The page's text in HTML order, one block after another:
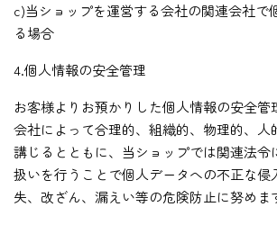
c)当ショップを運営する会社の関連会社で
る場合
4.個人情報の安全管理
お客様よりお預かりした個人情報の安全管
会社によって合理的、組織的、物理的、人
講じるとともに、当ショップでは関連法令
扱いを行うことで個人データへの不正な侵
失、改ざん、漏えい等の危険防止に努めま